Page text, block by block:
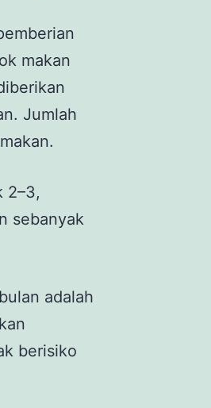
makan
Jumlah
2–3,
sebanyak
adalah
berisiko